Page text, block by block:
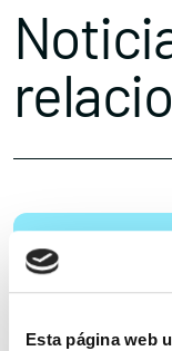
Esta página web